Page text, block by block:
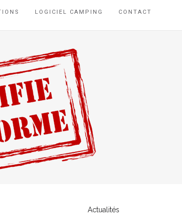
LOGICIEL CAMPING CONTACT
Actualités